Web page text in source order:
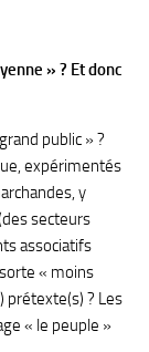
» ? Et donc
public » ?
expérimentés
y
secteurs
associatifs
« moins
prétexte(s) ? Les
« le peuple »